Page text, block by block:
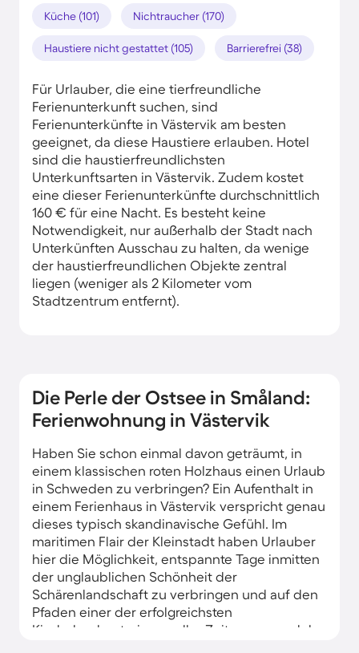
Küche (101) Nichtraucher (170)
Haustiere nicht gestattet (105) Barrierefrei (38)
Für Urlauber, die eine tierfreundliche
Ferienunterkunft suchen, sind
Ferienunterkünfte in Västervik am besten
geeignet, da diese Haustiere erlauben. Hotel
sind die haustierfreundlichsten
Unterkunftsarten in Västervik. Zudem kostet
eine dieser Ferienunterkünfte durchschnittlich
160 € für eine Nacht. Es besteht keine
Notwendigkeit, nur außerhalb der Stadt nach
Unterkünften Ausschau zu halten, da wenige
der haustierfreundlichen Objekte zentral
liegen (weniger als 2 Kilometer vom
Stadtzentrum entfernt).
Die Perle der Ostsee in Småland:
Ferienwohnung in Västervik
Haben Sie schon einmal davon geträumt, in
einem klassischen roten Holzhaus einen Urlaub
in Schweden zu verbringen? Ein Aufenthalt in
einem Ferienhaus in Västervik verspricht genau
dieses typisch skandinavische Gefühl. Im
maritimen Flair der Kleinstadt haben Urlauber
hier die Möglichkeit, entspannte Tage inmitten
der unglaublichen Schönheit der
Schärenlandschaft zu verbringen und auf den
Pfaden einer der erfolgreichsten
Kinderbuchautorinnen aller Zeiten zu wandeln.